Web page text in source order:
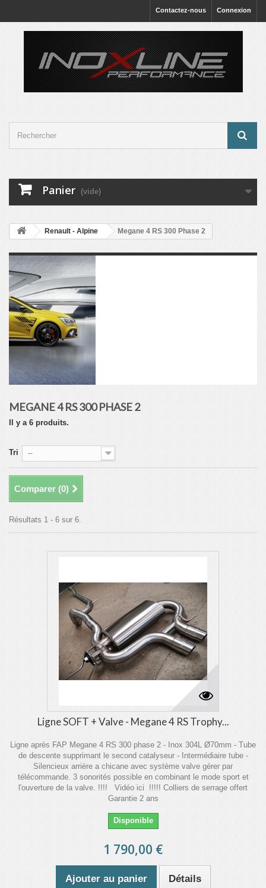
Connexion
Contactez-nous
Panier (vide)
Renault - Alpine Megane 4 RS 300 Phase 2
MEGANE 4 RS 300 PHASE 2
Il y a 6 produits.
Tri --
Comparer (0)
Résultats 1 - 6 sur 6.
Ligne SOFT + Valve - Megane 4 RS Trophy...
Ligne après FAP Megane 4 RS 300 phase 2 - Inox 304L Ø70mm - Tube
de descente supprimant le second catalyseur - Intermédiaire tube -
Silencieux arrière a chicane avec système valve gérer par
télécommande. 3 sonorités possible en combinant le mode sport et
l'ouverture de la valve. !!!! Vidéo ici !!!!! Colliers de serrage offert
Garantie 2 ans
Disponible
1 790,00 €
Ajouter au panier Détails